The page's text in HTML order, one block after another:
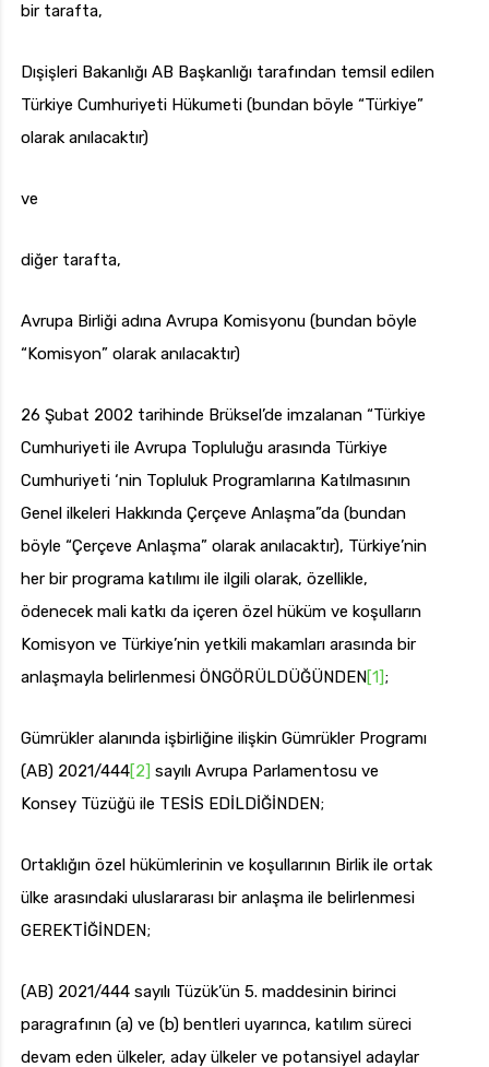
bir tarafta,
Dışişleri Bakanlığı AB Başkanlığı tarafından temsil edilen
Türkiye Cumhuriyeti Hükumeti (bundan böyle “Türkiye”
olarak anılacaktır)
ve
diğer tarafta,
Avrupa Birliği adına Avrupa Komisyonu (bundan böyle
“Komisyon” olarak anılacaktır)
26 Şubat 2002 tarihinde Brüksel’de imzalanan “Türkiye
Cumhuriyeti ile Avrupa Topluluğu arasında Türkiye
Cumhuriyeti ‘nin Topluluk Programlarına Katılmasının
Genel ilkeleri Hakkında Çerçeve Anlaşma”da (bundan
böyle “Çerçeve Anlaşma” olarak anılacaktır), Türkiye’nin
her bir programa katılımı ile ilgili olarak, özellikle,
ödenecek mali katkı da içeren özel hüküm ve koşulların
Komisyon ve Türkiye’nin yetkili makamları arasında bir
anlaşmayla belirlenmesi ÖNGÖRÜLDÜĞÜNDEN [1] ;
Gümrükler alanında işbirliğine ilişkin Gümrükler Programı
(AB) 2021/444[2] sayılı Avrupa Parlamentosu ve
Konsey Tüzüğü ile TESİS EDİLDİĞİNDEN;
Ortaklığın özel hükümlerinin ve koşullarının Birlik ile ortak
ülke arasındaki uluslararası bir anlaşma ile belirlenmesi
GEREKTİĞİNDEN;
(AB) 2021/444 sayılı Tüzük’ün 5. maddesinin birinci
paragrafının (a) ve (b) bentleri uyarınca, katılım süreci
devam eden ülkeler, aday ülkeler ve potansiyel adaylar